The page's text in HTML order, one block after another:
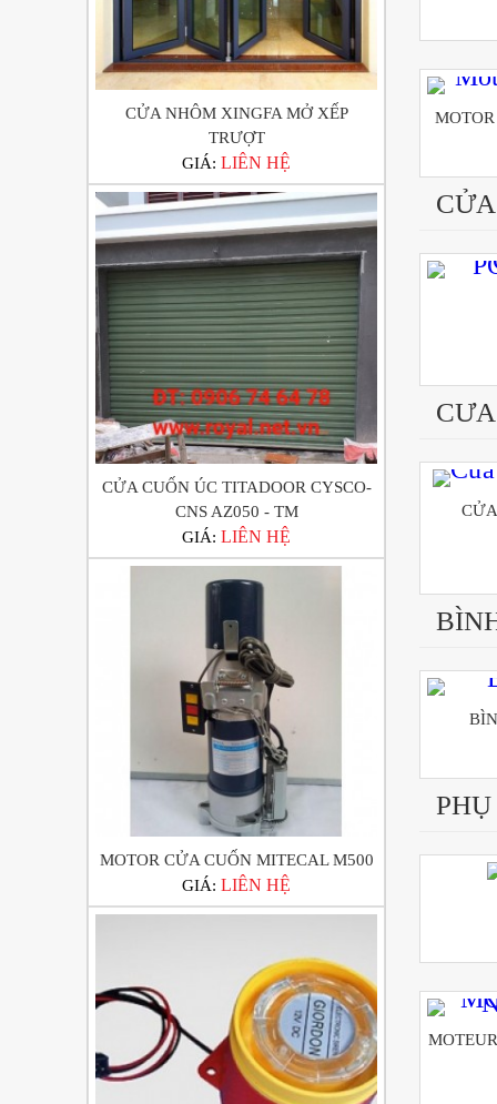
CỬA NHÔM XINGFA MỞ XẾP
TRƯỢT
GIÁ: LIÊN HỆ
CỬA CUỐN ÚC TITADOOR CYSCO-
CNS AZ050 - TM
GIÁ: LIÊN HỆ
MOTOR CỬA CUỐN MITECAL M500
GIÁ: LIÊN HỆ